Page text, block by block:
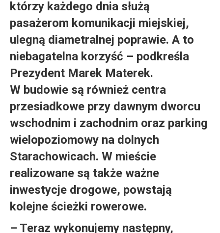
którzy każdego dnia służą
pasażerom komunikacji miejskiej,
ulegną diametralnej poprawie. A to
niebagatelna korzyść – podkreśla
Prezydent Marek Materek.
W budowie są również centra
przesiadkowe przy dawnym dworcu
wschodnim i zachodnim oraz parking
wielopoziomowy na dolnych
Starachowicach. W mieście
realizowane są także ważne
inwestycje drogowe, powstają
kolejne ścieżki rowerowe.
– Teraz wykonujemy następny,